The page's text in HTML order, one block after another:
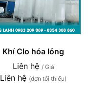
Khí Clo hóa lỏng
Liên hệ / Giá
Liên hệ (đơn tối thiểu)